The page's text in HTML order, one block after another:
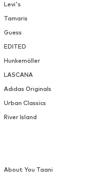
Levi's
Tamaris
Guess
EDITED
Hunkemöller
LASCANA
Adidas Originals
Urban Classics
River Island
About You Taani